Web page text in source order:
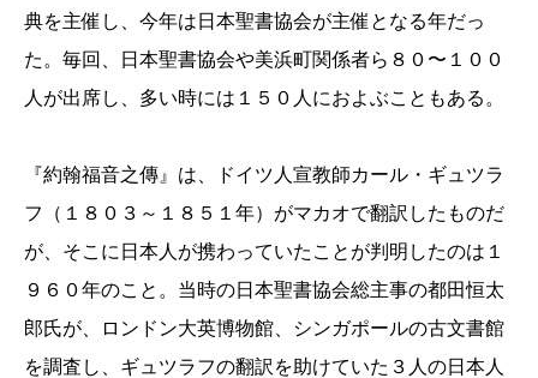
典を主催し、今年は日本聖書協会が主催となる年だっ
た。毎回、日本聖書協会や美浜町関係者ら８０〜１００
人が出席し、多い時には１５０人におよぶこともある。
『約翰福音之傳』は、ドイツ人宣教師カール・ギュツラ
フ
（１８０３～１８５１年） がマカオで翻訳したものだ
が、そこに日本人が携わっていたことが判明したのは１
９６０年のこと。当時の日本聖書協会総主事の都田恒太
郎氏が、ロンドン大英博物館、シンガポールの古文書館
を調査し、ギュツラフの翻訳を助けていた３人の日本人